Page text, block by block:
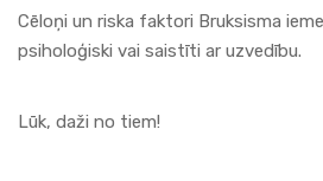
Cēloņi un riska faktori Bruksisma
psiholoģiski vai saistīti ar uzvedību.
Lūk, daži no tiem!